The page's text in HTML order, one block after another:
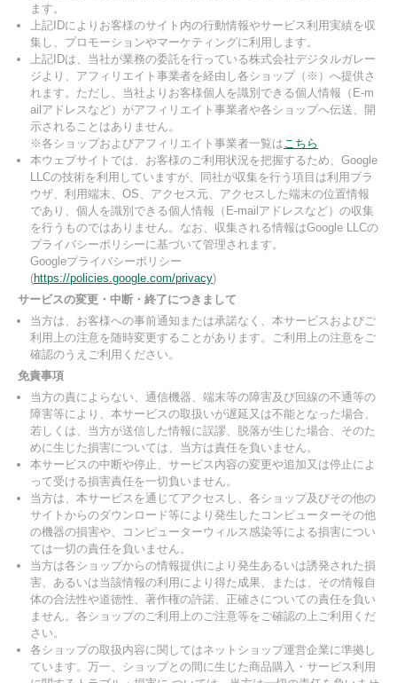
ます。
上記IDによりお客様のサイト内の行動情報やサービス利用実績を収
集し、プロモーションやマーケティングに利用します。
上記IDは、当社が業務の委託を行っている株式会社デジタルガレー
ジより、アフィリエイト事業者を経由し各ショップ（※）へ提供さ
れます。ただし、当社よりお客様個人を識別できる個人情報（E-m
ailアドレスなど）がアフィリエイト事業者や各ショップへ伝送、開
示されることはありません。
※各ショップおよびアフィリエイト事業者一覧はこちら
本ウェブサイトでは、お客様のご利用状況を把握するため、Google
LLCの技術を利用していますが、同社が収集を行う項目は利用ブラ
ウザ、利用端末、OS、アクセス元、アクセスした端末の位置情報
であり、個人を識別できる個人情報（E-mailアドレスなど）の収集
を行うものではありません。なお、収集される情報はGoogle LLCの
プライバシーポリシーに基づいて管理されます。
Googleプライバシーポリシー
(https://policies.google.com/privacy)
サービスの変更・中断・終了につきまして
当方は、お客様への事前通知または承諾なく、本サービスおよびご
利用上の注意を随時変更することがあります。ご利用上の注意をご
確認のうえご利用ください。
免責事項
当方の責によらない、通信機器、端末等の障害及び回線の不通等の
障害等により、本サービスの取扱いが遅延又は不能となった場合、
若しくは、当方が送信した情報に誤謬、脱落が生じた場合、そのた
めに生じた損害については、当方は責任を負いません。
本サービスの中断や停止、サービス内容の変更や追加又は停止によ
って受ける損害責任を一切負いません。
当方は、本サービスを通じてアクセスし、各ショップ及びその他の
サイトからのダウンロード等により発生したコンピューターその他
の機器の損害や、コンピューターウィルス感染等による損害につい
ては一切の責任を負いません。
当方は各ショップからの情報提供により発生あるいは誘発された損
害、あるいは当該情報の利用により得た成果、または、その情報自
体の合法性や道徳性、著作権の許諾、正確さについての責任を負い
ません。各ショップのご利用上のご注意等をご確認の上ご利用くだ
さい。
各ショップの取扱内容に関してはネットショップ運営企業に準拠し
ています。万一、ショップとの間に生じた商品購入・サービス利用